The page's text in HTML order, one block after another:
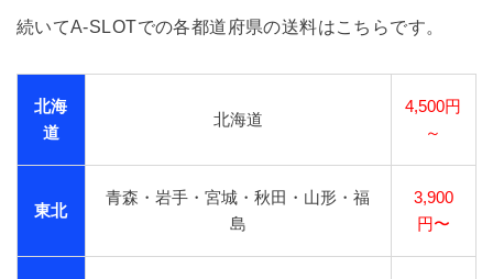
続いてA-SLOTでの各都道府県の送料はこちらです。
北海
道
北海道
4,500円
～
東北
青森・岩手・宮城・秋田・山形・福
島
3,900
円〜